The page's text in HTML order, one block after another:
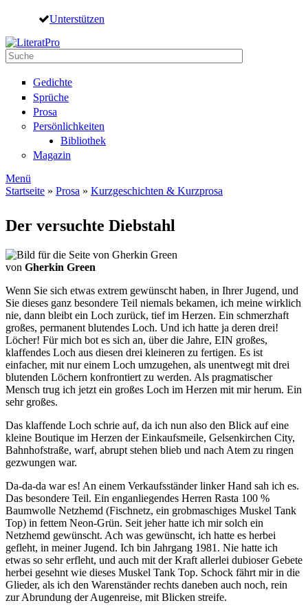
Direkt zum Inhalt
Unterstützen
Suche
Gedichte
Sprüche
Prosa
Persönlichkeiten
Bibliothek
Magazin
Menü
Startseite » Prosa » Kurzgeschichten & Kurzprosa
Der versuchte Diebstahl
von Gherkin Green
Wenn Sie sich etwas extrem gewünscht haben, in Ihrer Jugend, und
Sie dieses ganz besondere Teil niemals bekamen, ich meine wirklich
nie, dann bleibt ein Loch zurück, tief im Herzen. Ein schmerzhaft
großes, permanent blutendes Loch. Und ich hatte ja deren drei!
Löcher! Für mich bot es sich an, über die Jahre, EIN großes,
klaffendes Loch aus diesen drei kleineren zu fertigen. Es ist
einfacher, mit nur einem Loch umzugehen, als unentwegt mit drei
blutenden Löchern konfrontiert zu werden. Als pragmatischer
Mensch trug ich jetzt ein großes Loch im Herzen mit mir herum. Ein
sehr großes.
Das klaffende Loch schrie auf, da ich nun also den Blick auf eine
kleine Boutique im Herzen der Einkaufsmeile, Gelsenkirchen City,
Bahnhofstraße, warf, abrupt stehen blieb und nach Atem zu ringen
gezwungen war.
Da-da-da war es! An einem Verkaufsständer linker Hand sah ich es.
Das besondere Teil. Ein enganliegendes Herren Rasta 100 %
Baumwolle Netzhemd (Fischnetz, ein grobmaschiges Muskel Tank
Top) in fettem Neon-Grün. Seit jeher hatte ich mir solch ein
Netzhemd gewünscht. Ach was gewünscht, ich hatte es herbei
gefleht, in meiner Jugend. Ich bin Jahrgang 1981. Nie hatte ich
etwas so sehr erfleht, und auch mit der Kraft allerlei dubioser Gebete
herbei gesehnt wie dieses Muskel Tank Top. Schock fährt mir in die
Glieder, als ich den Warenständer rechts daneben auch noch, rein
zur Abrundung der Augenreise, mit Blicken streife.